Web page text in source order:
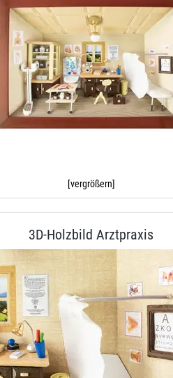
[vergrößern]
3D-Holzbild Arztpraxis